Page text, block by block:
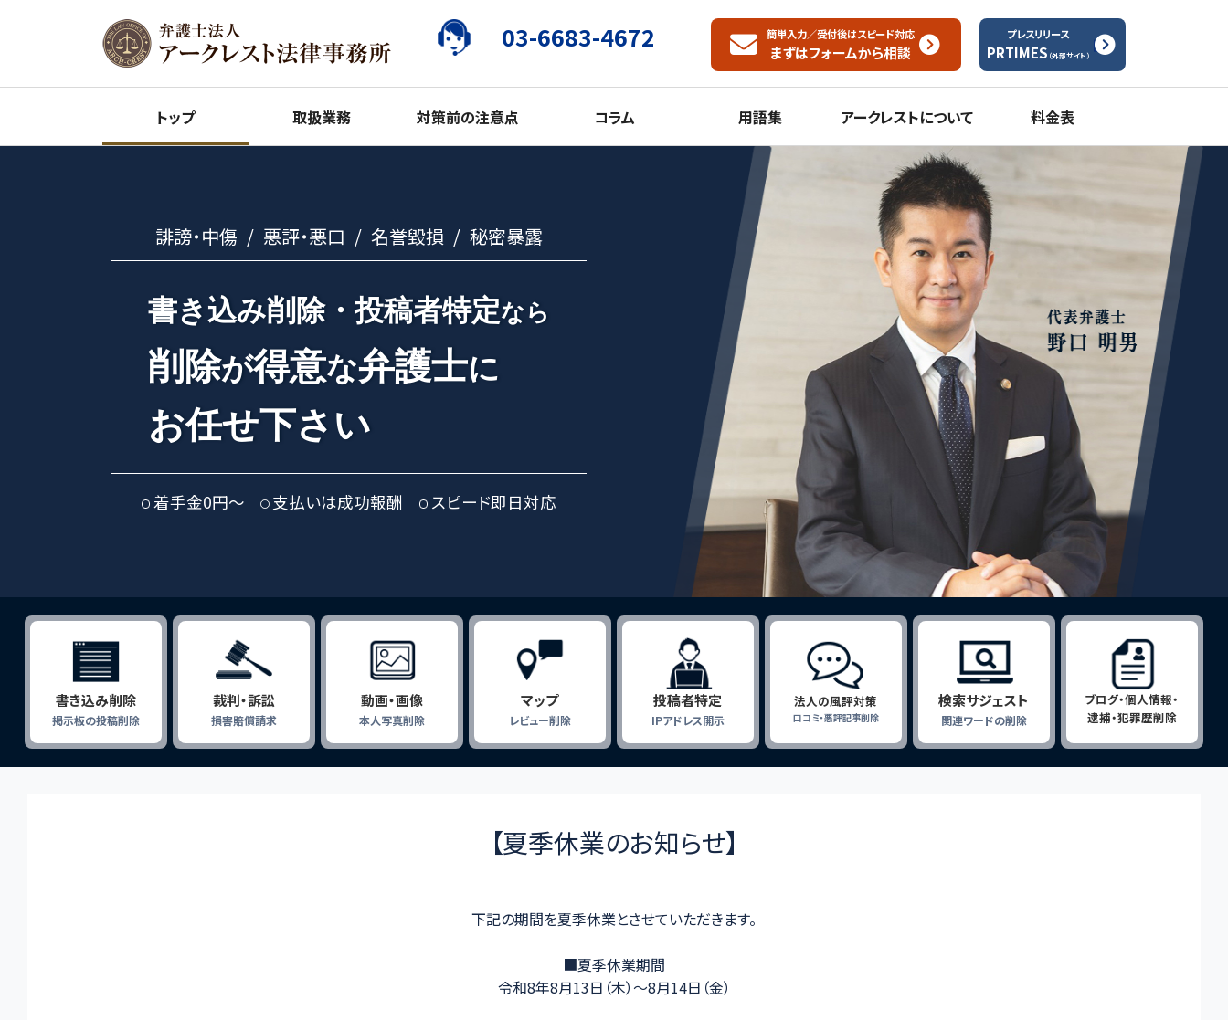
03-6683-4672 簡単入力／受付後はスピード対応
まずはフォームから相談
プレスリリース
PRTIMES （外部サイト）
トップ 取扱業務 対策前の注意点 コラム 用語集 アークレストについて 料金表
書き込み削除・投稿者特定なら
削除が得意な弁護士に
お任せ下さい
誹謗・中傷 悪評・悪口 名誉毀損 秘密暴露
着手金0円〜 支払いは成功報酬 スピード即日対応
書き込み削除
掲示板の投稿削除
裁判・訴訟
損害賠償請求
動画・画像
本人写真削除
マップ
レビュー削除
投稿者特定
IPアドレス開示
法人の風評対策
口コミ・悪評記事削除
検索サジェスト
関連ワードの削除
ブログ・個人情報・
逮捕・犯罪歴削除
【夏季休業のお知らせ】
下記の期間を夏季休業とさせていただきます。
■夏季休業期間
令和8年8月13日（木）～8月14日（金）